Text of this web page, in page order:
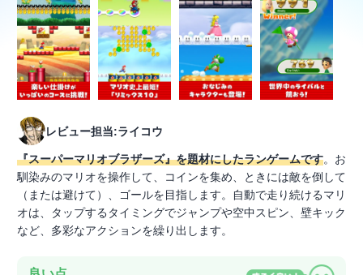
レビュー担当:ライコウ
『スーパーマリオブラザーズ』を題材にしたランゲームです。お
馴染みのマリオを操作して、コインを集め、ときには敵を倒して
（または避けて）、ゴールを目指します。自動で走り続けるマリ
オは、タップするタイミングでジャンプや空中スピン、壁キック
など、多彩なアクションを繰り出します。